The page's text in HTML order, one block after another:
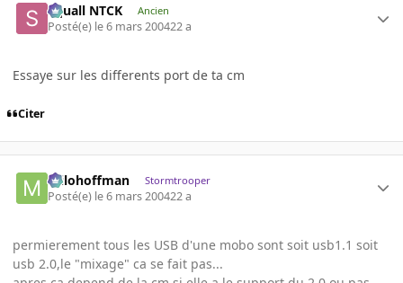
Squall NTCK Ancien
Posté(e) le 6 mars 200422 a
Essaye sur les differents port de ta cm
Citer
milohoffman Stormtrooper
Posté(e) le 6 mars 200422 a
permierement tous les USB d'une mobo sont soit usb1.1 soit
usb 2.0,le "mixage" ca se fait pas...